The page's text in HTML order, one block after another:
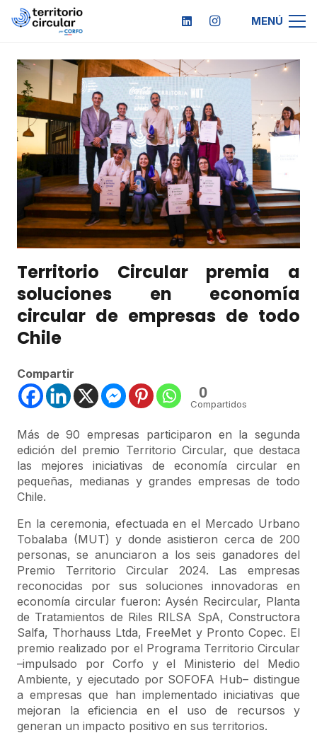
MENÚ
Territorio Circular premia a
soluciones en economía
circular de empresas de todo
Chile
Compartir
0
Compartidos
Más de 90 empresas participaron en la segunda
edición del premio Territorio Circular, que destaca
las mejores iniciativas de economía circular en
pequeñas, medianas y grandes empresas de todo
Chile.
En la ceremonia, efectuada en el Mercado Urbano
Tobalaba (MUT) y donde asistieron cerca de 200
personas, se anunciaron a los seis ganadores del
Premio Territorio Circular 2024. Las empresas
reconocidas por sus soluciones innovadoras en
economía circular fueron: Aysén Recircular, Planta
de Tratamientos de Riles RILSA SpA, Constructora
Salfa, Thorhauss Ltda, FreeMet y Pronto Copec. El
premio realizado por el Programa Territorio Circular
–impulsado por Corfo y el Ministerio del Medio
Ambiente, y ejecutado por SOFOFA Hub– distingue
a empresas que han implementado iniciativas que
mejoran la eficiencia en el uso de recursos y
generan un impacto positivo en sus territorios.